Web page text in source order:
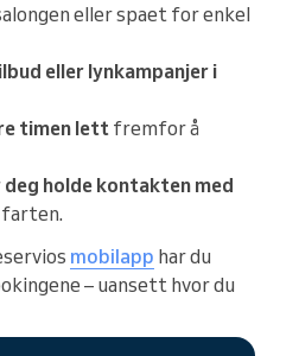
eller spaet for enkel
eller lynkampanjer i
timen lett fremfor å
holde kontakten med
farten.
mobilapp har du
– uansett hvor du